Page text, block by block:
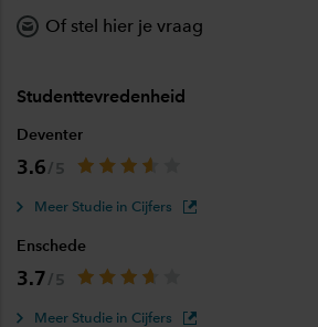
Of stel hier je vraag
Studenttevredenheid
Deventer
3.6
Meer Studie in Cijfers
Enschede
3.7
Meer Studie in Cijfers